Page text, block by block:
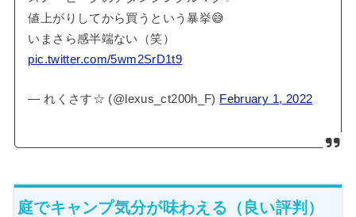
値上がりしてから買うという暴挙😅
いまさら感半端ない（笑）
pic.twitter.com/5wm2SrD1t9
— れくさす☆ (@lexus_ct200h_F) February 1, 2022
庭でキャンプ気分が味わえる（良い評判）